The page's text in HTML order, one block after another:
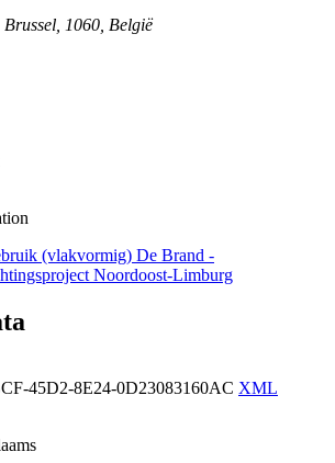
Brussel 1060 België
(vlakvormig) De Brand -
Noordoost-Limburg
45D2-8E24-0D23083160AC XML